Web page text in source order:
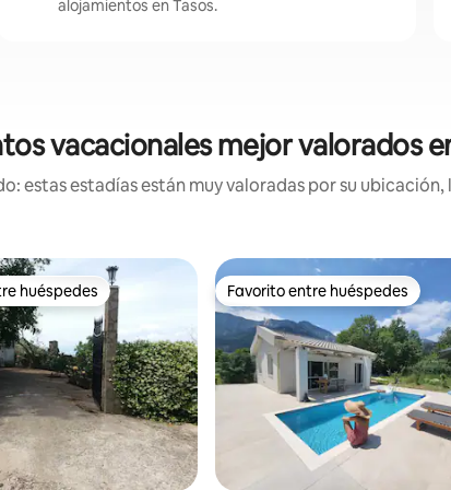
alojamientos en Tasos.
vacacionales mejor valorados
estas estadías están muy valoradas por su
preferido
huéspedes Favorito entre huéspedes
Favorito entre huéspedes